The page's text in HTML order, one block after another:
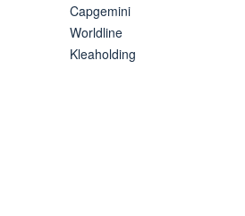
Capgemini
Worldline
Kleaholding